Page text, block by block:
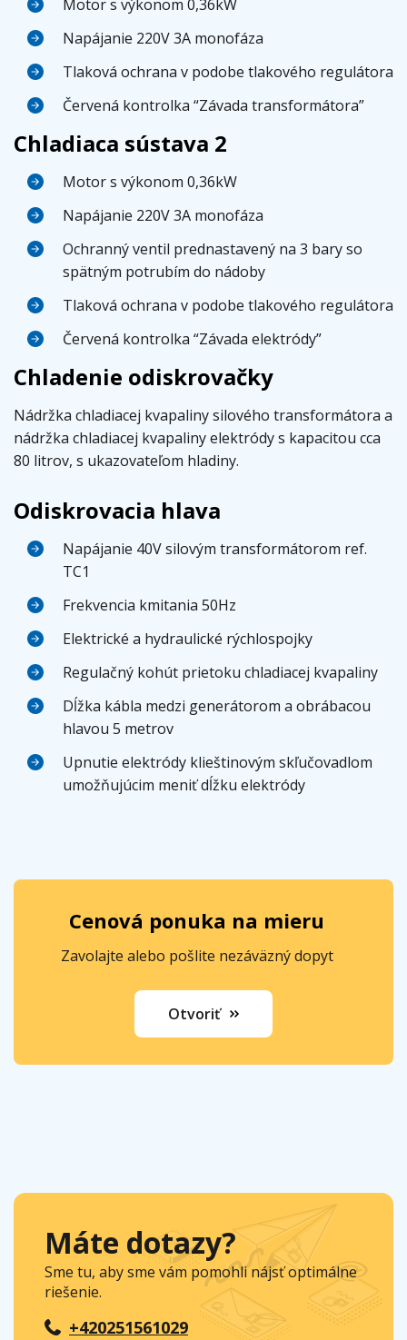
Motor s výkonom 0,36kW
Napájanie 220V 3A monofáza
Tlaková ochrana v podobe tlakového regulátora
Červená kontrolka “Závada transformátora”
Chladiaca sústava 2
Motor s výkonom 0,36kW
Napájanie 220V 3A monofáza
Ochranný ventil prednastavený na 3 bary so
spätným potrubím do nádoby
Tlaková ochrana v podobe tlakového regulátora
Červená kontrolka “Závada elektródy”
Chladenie odiskrovačky
Nádržka chladiacej kvapaliny silového transformátora a
nádržka chladiacej kvapaliny elektródy s kapacitou cca
80 litrov, s ukazovateľom hladiny.
Odiskrovacia hlava
Napájanie 40V silovým transformátorom ref.
TC1
Frekvencia kmitania 50Hz
Elektrické a hydraulické rýchlospojky
Regulačný kohút prietoku chladiacej kvapaliny
Dĺžka kábla medzi generátorom a obrábacou
hlavou 5 metrov
Upnutie elektródy klieštinovým skľučovadlom
umožňujúcim meniť dĺžku elektródy
Cenová ponuka na mieru
Zavolajte alebo pošlite nezáväzný dopyt
Otvoriť
Máte dotazy?
Sme tu, aby sme vám pomohli nájsť optimálne
riešenie.
+420251561029